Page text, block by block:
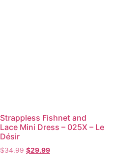
Strappless Fishnet and
Lace Mini Dress – 025X – Le
Désir
$34.99 $29.99